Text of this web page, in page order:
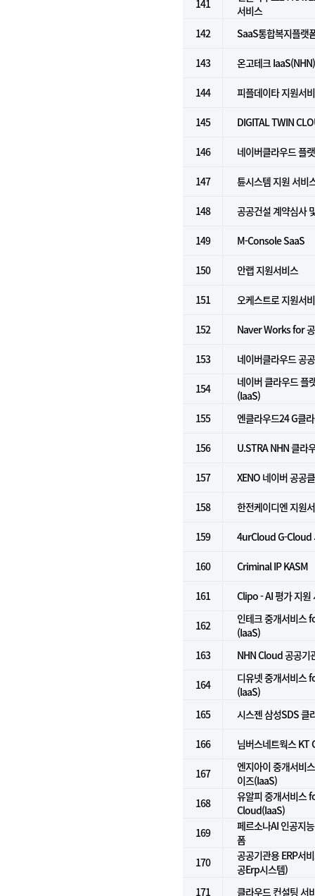
141
서비스
142
SaaS통합복지플랫
143 온고테크
144 피플데이타 지원서
145 DIGITAL TWIN
146 네이버클라우드 플
147 튠시스템 지원 서비
148 공공건설 계약심사
149 M-Console SaaS
150 안랩 지원서비스
151 오케스트로 지원서
152 Naver Works for
153 네이버클라우드 공
154
네이버 클라우드 플
(IaaS)
155
엔클라우드24 G클
156 U.STRA NHN 클라
157 XENO 네이버 공공
158 한전케이디엔 지원
159 4urCloud G-Cloud
160 Criminal IP KASM
161 Clipo - AI 평가 지원
162
인테크 중개서비스
(IaaS)
163
NHN Cloud 공공기
164
디유넷 중개서비스
(IaaS)
165
시스젠 삼성SDS 클
166 님버스네트웍스 KT
167
엔지아이 중개서비
이즈(IaaS)
168
유알피 중개서비스
Cloud(IaaS)
169
페르소나AI 인공지
폼
170
공공기관용 ERP서
공Erp시스템)
171
클라우드 컨설팅 서